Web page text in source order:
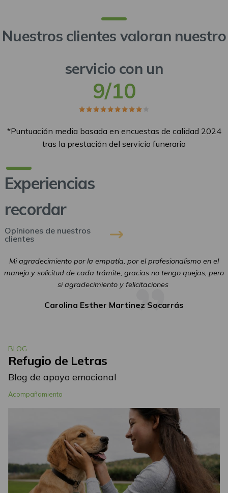
Nuestros clientes valoran nuestro
servicio con un
Numero de calificacion
9/10
Estrellas
Body
*Puntuación media basada en encuestas de calidad 2024
tras la prestación del servicio funerario
Experiencias
recordar
Opíniones de nuestros
clientes
Mi agradecimiento por la empatía, por el profesionalismo en el
manejo y solicitud de cada trámite, gracias no tengo quejas, pero
si agradecimiento y felicitaciones
Carolina Esther Martinez Socarrás
BLOG
Refugio de Letras
Blog de apoyo emocional
Acompañamiento